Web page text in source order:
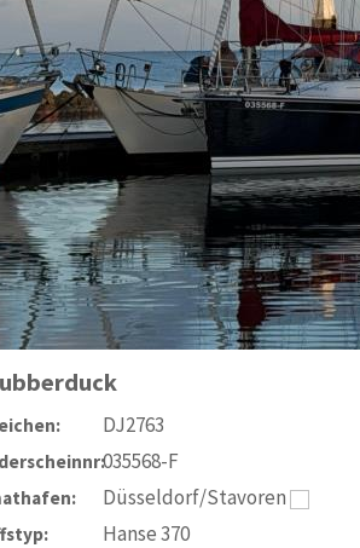
DJ2763
035568-F
Düsseldorf/Stavoren
Hanse 370